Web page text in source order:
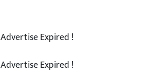
Advertise Expired !
Advertise Expired !